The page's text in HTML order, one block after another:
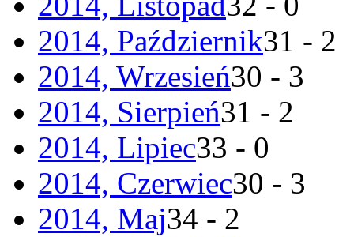
2014, Październik31 - 2
2014, Wrzesień30 - 3
2014, Sierpień31 - 2
2014, Lipiec33 - 0
2014, Czerwiec30 - 3
2014, Maj34 - 2